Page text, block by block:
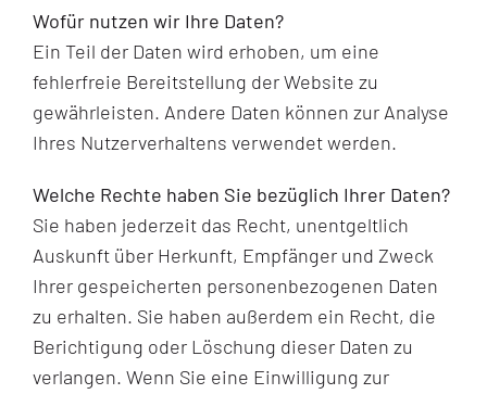
Wofür nutzen wir Ihre Daten?
Ein Teil der Daten wird erhoben, um eine
fehlerfreie Bereitstellung der Website zu
gewährleisten. Andere Daten können zur Analyse
Ihres Nutzerverhaltens verwendet werden.
Welche Rechte haben Sie bezüglich Ihrer Daten?
Sie haben jederzeit das Recht, unentgeltlich
Auskunft über Herkunft, Empfänger und Zweck
Ihrer gespeicherten personenbezogenen Daten
zu erhalten. Sie haben außerdem ein Recht, die
Berichtigung oder Löschung dieser Daten zu
verlangen. Wenn Sie eine Einwilligung zur